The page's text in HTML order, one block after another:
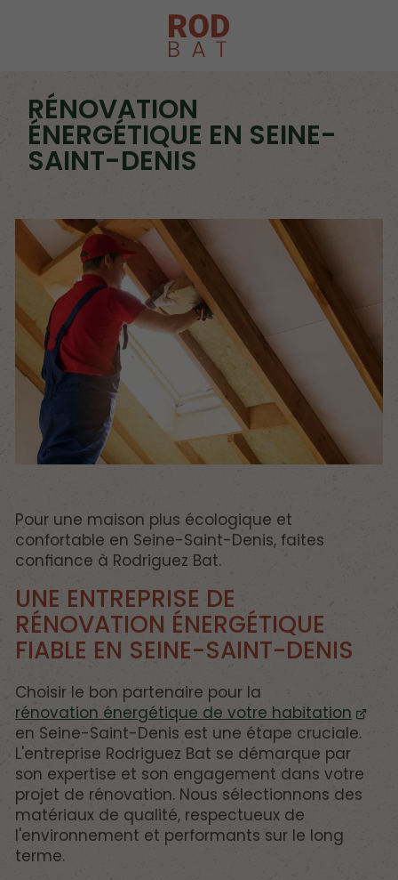
RÉNOVATION
ÉNERGÉTIQUE EN SEINE-
SAINT-DENIS
Pour une maison plus écologique et
confortable en Seine-Saint-Denis, faites
confiance à Rodriguez Bat.
UNE ENTREPRISE DE
RÉNOVATION ÉNERGÉTIQUE
FIABLE EN SEINE-SAINT-DENIS
Choisir le bon partenaire pour la
rénovation énergétique de votre habitation
en Seine-Saint-Denis est une étape cruciale.
L'entreprise Rodriguez Bat se démarque par
son expertise et son engagement dans votre
projet de rénovation. Nous sélectionnons des
matériaux de qualité, respectueux de
l'environnement et performants sur le long
terme.